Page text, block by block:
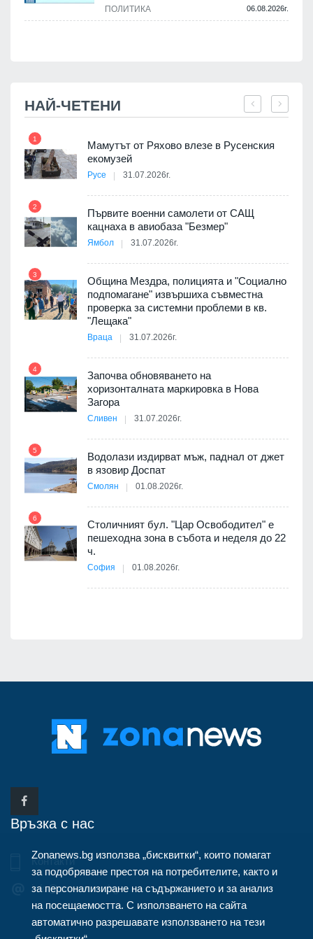
ПОЛИТИКА 06.08.2026г.
НАЙ-ЧЕТЕНИ
1
Мамутът от Ряхово влезе в Русенския
екомузей
Русе 31.07.2026г.
2
Първите военни самолети от САЩ
кацнаха в авиобаза "Безмер"
Ямбол 31.07.2026г.
3
Община Мездра, полицията и "Социално
подпомагане" извършиха съвместна
проверка за системни проблеми в кв.
"Лещака"
Враца 31.07.2026г.
4
Започва обновяването на
хоризонталната маркировка в Нова
Загора
Сливен 31.07.2026г.
5
Водолази издирват мъж, паднал от джет
в язовир Доспат
Смолян 01.08.2026г.
6
Столичният бул. "Цар Освободител" е
пешеходна зона в събота и неделя до 22
ч.
София 01.08.2026г.
Връзка с нас
Контакти
info@zonanews.bg
Zonanews.bg използва „бисквитки“, които помагат
за подобряване престоя на потребителите, както и
за персонализиране на съдържанието и за анализ
на посещаемостта. С използването на сайта
автоматично разрешавате използването на тези